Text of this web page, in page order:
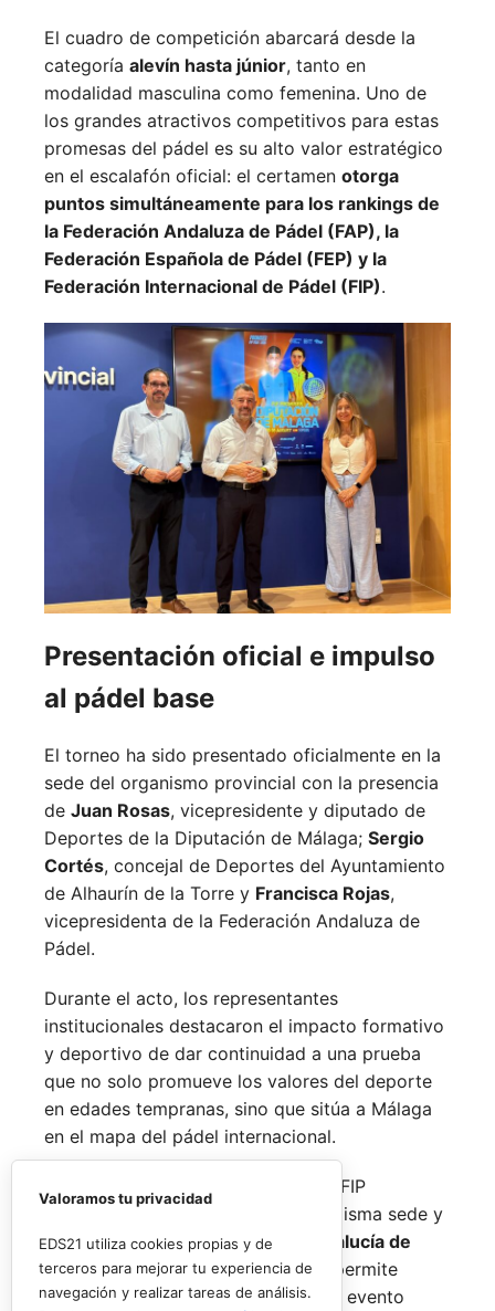
El cuadro de competición abarcará desde la
categoría alevín hasta júnior, tanto en
modalidad masculina como femenina. Uno de
los grandes atractivos competitivos para estas
promesas del pádel es su alto valor estratégico
en el escalafón oficial: el certamen otorga
puntos simultáneamente para los rankings de
la Federación Andaluza de Pádel (FAP), la
Federación Española de Pádel (FEP) y la
Federación Internacional de Pádel (FIP).
Presentación oficial e impulso
al pádel base
El torneo ha sido presentado oficialmente en la
sede del organismo provincial con la presencia
de Juan Rosas, vicepresidente y diputado de
Deportes de la Diputación de Málaga; Sergio
Cortés, concejal de Deportes del Ayuntamiento
de Alhaurín de la Torre y Francisca Rojas,
vicepresidenta de la Federación Andaluza de
Pádel.
Durante el acto, los representantes
institucionales destacaron el impacto formativo
y deportivo de dar continuidad a una prueba
que no solo promueve los valores del deporte
en edades tempranas, sino que sitúa a Málaga
en el mapa del pádel internacional.
De forma paralela al desarrollo del FIP
Promises, la FAP organizará en la misma sede y
fechas losInternacionales de Andalucía de
Menores 2026. Esta cita paralela permite
incorporar la categoríabenjamín
al evento
Valoramos tu privacidad
EDS21 utiliza cookies propias y de
terceros para mejorar tu experiencia de
navegación y realizar tareas de análisis.